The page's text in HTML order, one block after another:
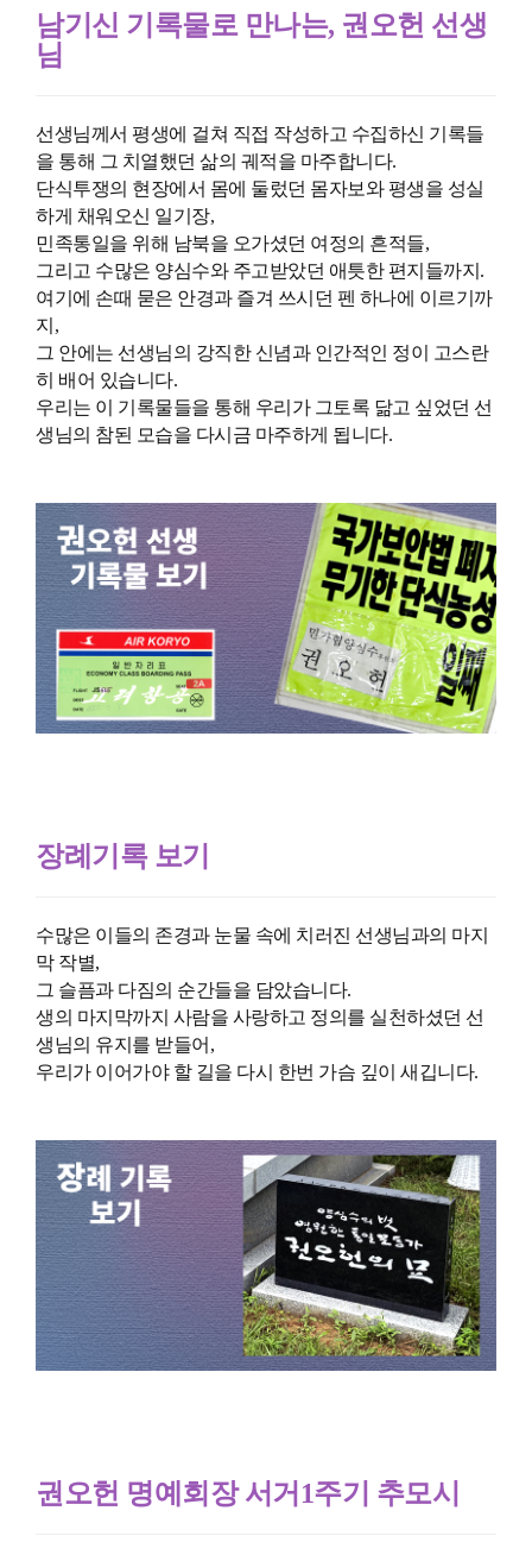
남기신 기록물로 만나는, 권오헌 선생
님
선생님께서 평생에 걸쳐 직접 작성하고 수집하신 기록들
을 통해 그 치열했던 삶의 궤적을 마주합니다.
단식투쟁의 현장에서 몸에 둘렀던 몸자보와 평생을 성실
하게 채워오신 일기장,
민족통일을 위해 남북을 오가셨던 여정의 흔적들,
그리고 수많은 양심수와 주고받았던 애틋한 편지들까지.
여기에 손때 묻은 안경과 즐겨 쓰시던 펜 하나에 이르기까
지,
그 안에는 선생님의 강직한 신념과 인간적인 정이 고스란
히 배어 있습니다.
우리는 이 기록물들을 통해 우리가 그토록 닮고 싶었던 선
생님의 참된 모습을 다시금 마주하게 됩니다.
장례기록 보기
수많은 이들의 존경과 눈물 속에 치러진 선생님과의 마지
막 작별,
그 슬픔과 다짐의 순간들을 담았습니다.
생의 마지막까지 사람을 사랑하고 정의를 실천하셨던 선
생님의 유지를 받들어,
우리가 이어가야 할 길을 다시 한번 가슴 깊이 새깁니다.
권오헌 명예회장 서거1주기 추모시